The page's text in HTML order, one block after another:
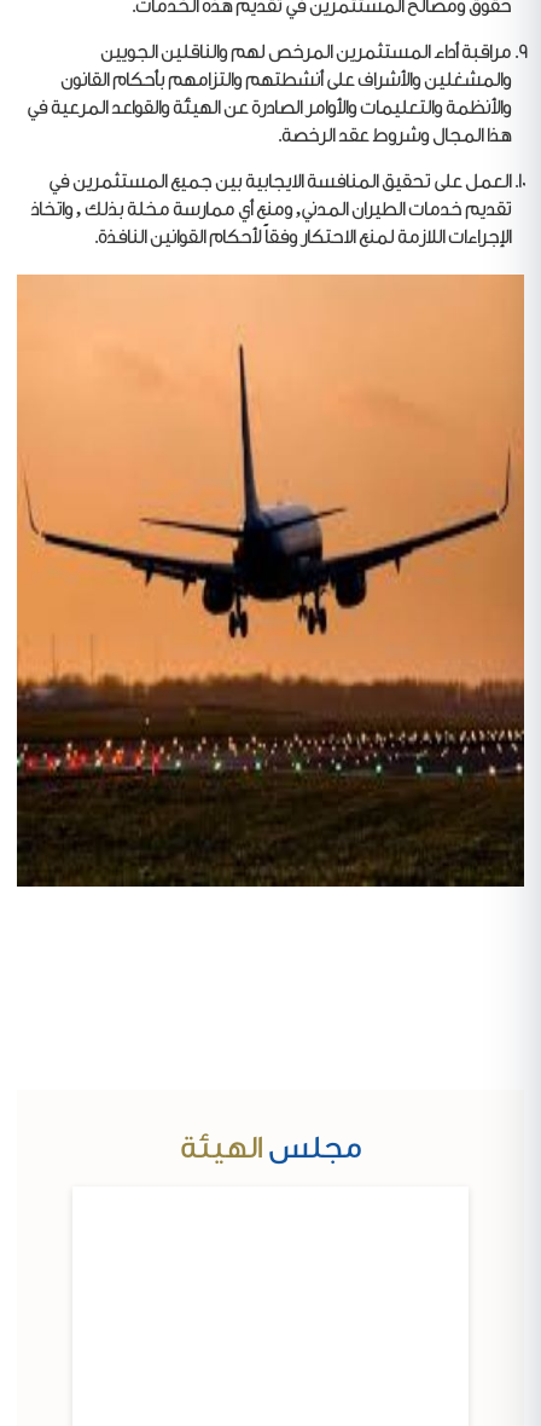
حقوق ومصالح المستثمرين في تقديم هذه الخدمات.
مراقبة أداء المستثمرين المرخص لهم والناقلين الجويين
والمشغلين والأشراف على أنشطتهم والتزامهم بأحكام القانون
والأنظمة والتعليمات والأوامر الصادرة عن الهيئة والقواعد المرعية في
هذا المجال وشروط عقد الرخصة.
العمل على تحقيق المنافسة الايجابية بين جميع المستثمرين في
تقديم خدمات الطيران المدني, ومنع أي ممارسة مخلة بذلك , واتخاذ
الإجراءات اللازمة لمنع الاحتكار وفقاً لأحكام القوانين النافذة.
مجلس الهيئة